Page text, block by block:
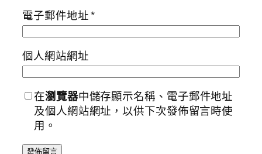
電子郵件地址*
個人網站網址
在瀏覽器中儲存顯示名稱、電子郵件地址
及個人網站網址，以供下次發佈留言時使
用。